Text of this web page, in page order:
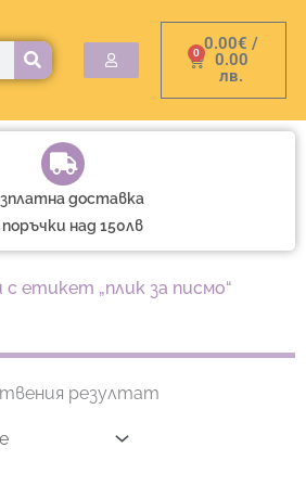
0.00€ /
0.00
лв.
0
Cart
етикет „плик за писмо“
доставка
поръчки над 150лв
резултат